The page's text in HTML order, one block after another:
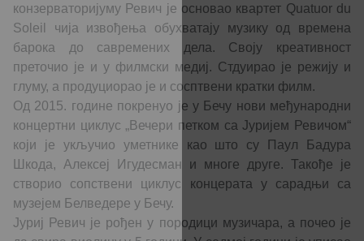
конзерваторијуму Ревич је основао квартет Quatuor du
Soleil чија извођења обухватају музику од времена
барока до савремених дела. Своју креативност
преточио је и у филмски медиј. Стдуирао је режију и
глуму, а продуциорао је и сосптвени кратки филм.
Од 2015. године покренуо је у Бечу нови међународни
концертни циклус „Вечери петком са Јуријем Ревичом“
који је укључио уметнике као што су Паул Бадура
Шкода, Алексеј Игудесман и многе друге. Такође је
створио сопствени циклус концерата у сарадњи са
музејем Белведере у Бечу.
Јуриј Ревич је рођен у породици музичара, а почео је